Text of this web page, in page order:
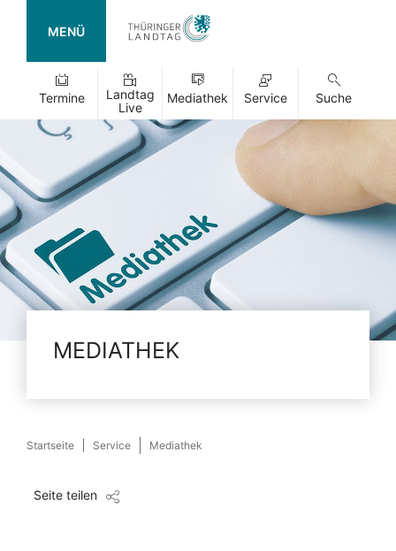
MENÜ
Termine
Landtag
Live
Mediathek Service Suche
MEDIATHEK
Startseite Service Mediathek
Seite teilen